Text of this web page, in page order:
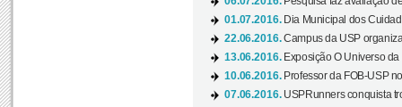
01.07.2016. Dia Municipal dos
22.06.2016.Campus da USP
13.06.2016. Exposição O Universo
10.06.2016. Professor da FOB-USP
07.06.2016. USPRunners conquista